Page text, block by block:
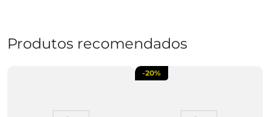
Produtos recomendados
-20%